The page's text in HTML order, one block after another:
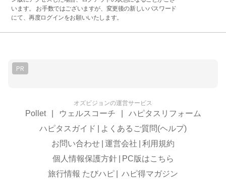
います。 お手数ではございますが、変更後の新しいパスワード
にて、再度ログインをお願いいたします。
PR
オズビジョンの運営サービス
Pollet ウェルスコーチ
ハピタスリフォーム
ハピタスガイド
よくあるご質問(ヘルプ)
お問い合わせ 運営会社
利用規約
個人情報保護方針
PC版はこちら
旅行情報 たびハピ
ハピ得マガジン